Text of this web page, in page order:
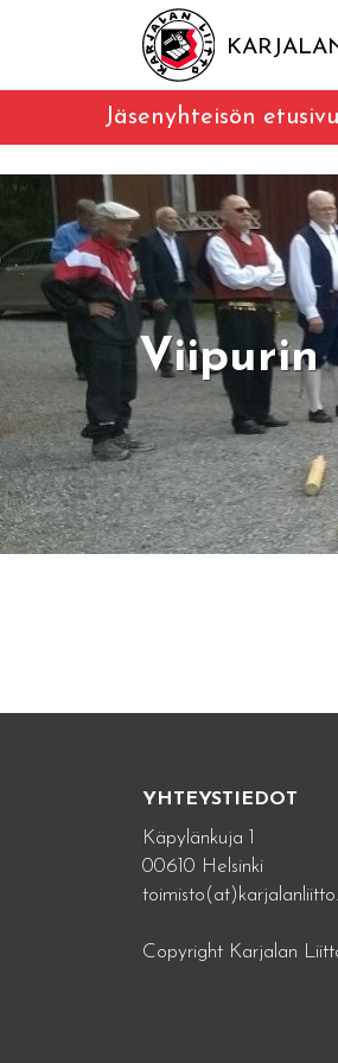
Jäsenyhteisön
Viipurin
YHTEYSTIEDOT
Käpylänkuja 1
00610 Helsinki
Copyright Karjalan